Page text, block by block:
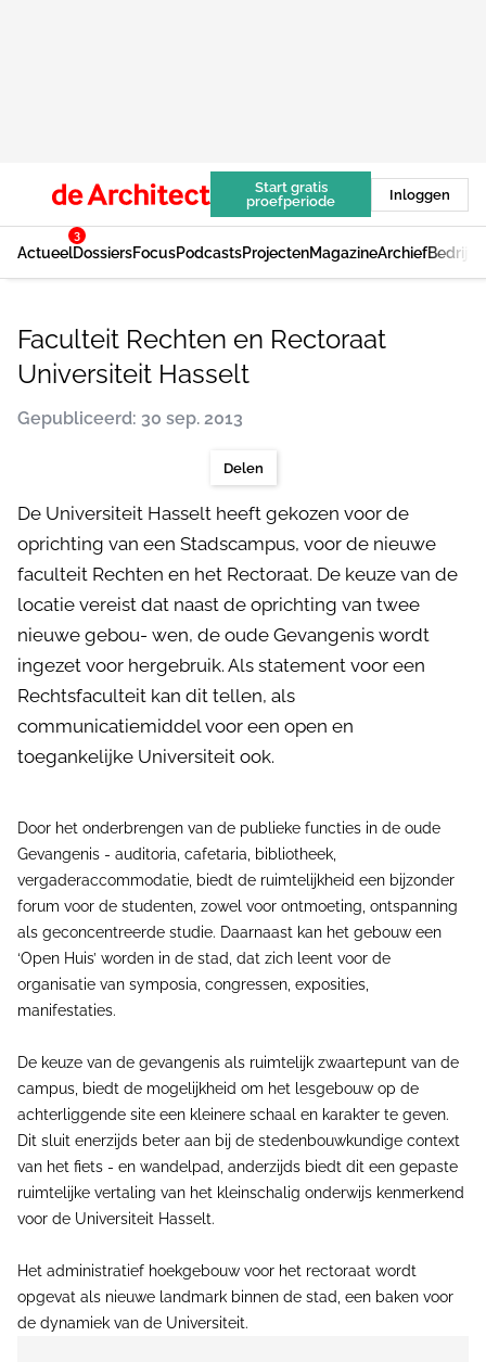
Start gratis
proefperiode
Inloggen
Actueel
3
DossiersFocusPodcastsProjectenMagazineArchief
Faculteit Rechten en Rectoraat
Universiteit Hasselt
Gepubliceerd: 30 sep. 2013
Delen
De Universiteit Hasselt heeft gekozen voor de
oprichting van een Stadscampus, voor de nieuwe
faculteit Rechten en het Rectoraat. De keuze van de
locatie vereist dat naast de oprichting van twee
nieuwe gebou- wen, de oude Gevangenis wordt
ingezet voor hergebruik. Als statement voor een
Rechtsfaculteit kan dit tellen, als
communicatiemiddel voor een open en
toegankelijke Universiteit ook.
Door het onderbrengen van de publieke functies in de oude
Gevangenis - auditoria, cafetaria, bibliotheek,
vergaderaccommodatie, biedt de ruimtelijkheid een bijzonder
forum voor de studenten, zowel voor ontmoeting, ontspanning
als geconcentreerde studie. Daarnaast kan het gebouw een
‘Open Huis’ worden in de stad, dat zich leent voor de
organisatie van symposia, congressen, exposities,
manifestaties.
De keuze van de gevangenis als ruimtelijk zwaartepunt van de
campus, biedt de mogelijkheid om het lesgebouw op de
achterliggende site een kleinere schaal en karakter te geven.
Dit sluit enerzijds beter aan bij de stedenbouwkundige context
van het fiets - en wandelpad, anderzijds biedt dit een gepaste
ruimtelijke vertaling van het kleinschalig onderwijs kenmerkend
voor de Universiteit Hasselt.
Het administratief hoekgebouw voor het rectoraat wordt
opgevat als nieuwe landmark binnen de stad, een baken voor
de dynamiek van de Universiteit.